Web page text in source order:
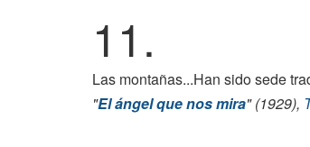
11.
Las montañas...Han sido sede
"El ángel que nos mira" (1929),